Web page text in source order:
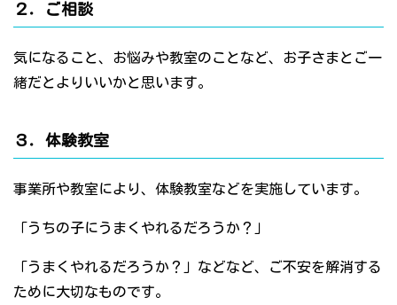
２．ご相談
気になること、お悩みや教室のことなど、お子さまとご一
緒だとよりいいかと思います。
３．体験教室
事業所や教室により、体験教室などを実施しています。
「うちの子にうまくやれるだろうか？」
「うまくやれるだろうか？」などなど、ご不安を解消する
ために大切なものです。